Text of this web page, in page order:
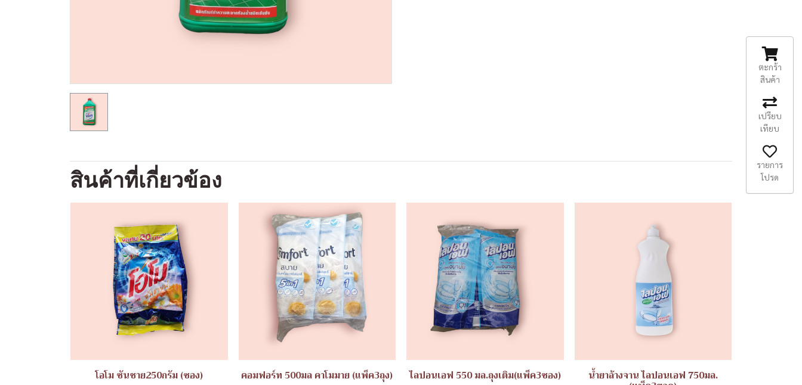
สินค้าที่เกี่ยวข้อง
โอโม ซันชาย250กรัม (ซอง) คอมฟอร์ท 500มล คาโมมาย (แพ็ค3ถุง) ไลปอนเอฟ 550 มล.ถุงเติม(แพ็ค3ซอง) น้ำยาล้างจาน ไลปอนเอฟ 750มล.
ตะกร้า
สินค้า
เปรียบ
เทียบ
รายการ
โปรด